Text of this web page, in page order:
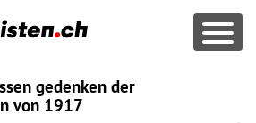
gedenken der
von 1917